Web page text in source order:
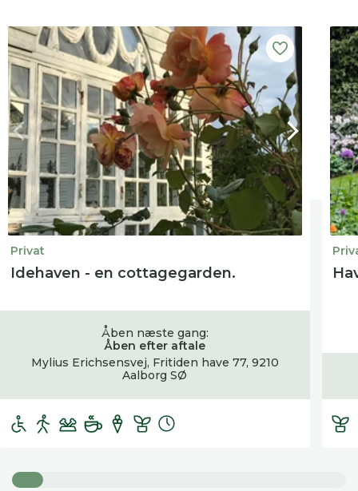
Privat
Idehaven - en cottagegarden.
Åben næste gang:
Åben efter aftale
Mylius Erichsensvej, Fritiden have 77, 9210
Aalborg SØ